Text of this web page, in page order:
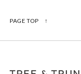
PAGE TOP ↑